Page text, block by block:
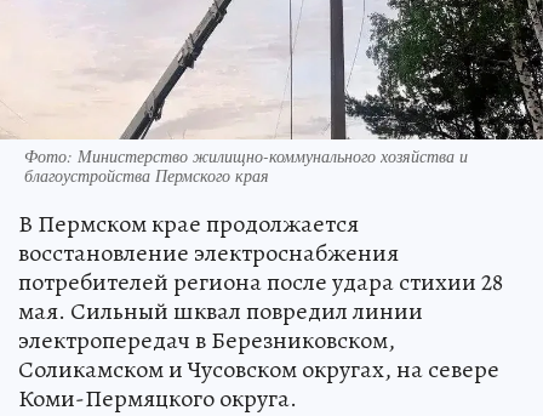
Фото: Министерство жилищно-коммунального хозяйства и
благоустройства Пермского края
В Пермском крае продолжается
восстановление электроснабжения
потребителей региона после удара стихии 28
мая. Сильный шквал повредил линии
электропередач в Березниковском,
Соликамском и Чусовском округах, на севере
Коми-Пермяцкого округа.